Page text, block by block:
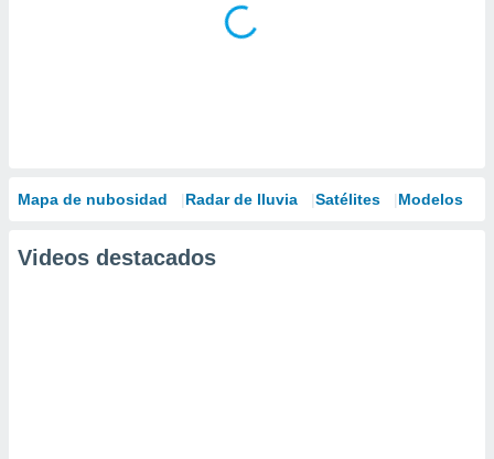
Mapa de nubosidad Radar de lluvia Satélites Modelos
Videos destacados